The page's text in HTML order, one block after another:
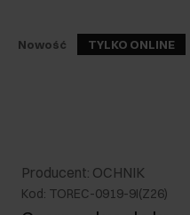
Nowość TYLKO ONLINE
Producent: OCHNIK
Kod: TOREC-0919-9I(Z26)